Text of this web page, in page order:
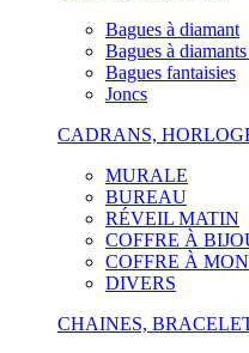
Bagues à diamant
Bagues à
Bagues fantaisies
Joncs
CADRANS,
MURALE
BUREAU
RÉVEIL MATIN
COFFRE À
COFFRE À
DIVERS
CHAINES,